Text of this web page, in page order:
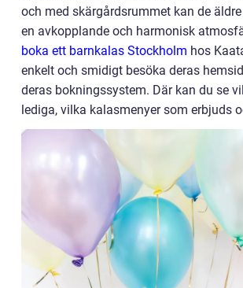
och med skärgårdsrummet kan de
en avkopplande och harmonisk
boka ett barnkalas Stockholm hos
enkelt och smidigt besöka deras
deras bokningssystem. Där kan du se
lediga, vilka kalasmenyer som erbjuds